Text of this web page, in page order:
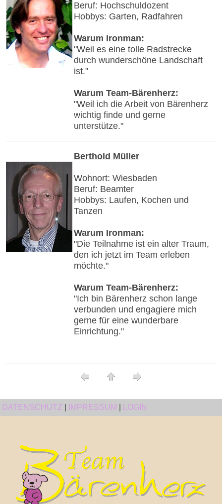
Beruf: Hochschuldozent
Hobbys: Garten, Radfahren
Warum Ironman:
"Weil es eine tolle Radstrecke
durch wunderschöne Landschaft
ist."
Warum Team-Bärenherz:
"Weil ich die Arbeit von Bärenherz
wichtig finde und gerne
unterstütze."
Berthold Müller
Wohnort: Wiesbaden
Beruf: Beamter
Hobbys: Laufen, Kochen und
Tanzen
Warum Ironman:
"Die Teilnahme ist ein alter Traum,
den ich jetzt im Team erleben
möchte."
Warum Team-Bärenherz:
"Ich bin Bärenherz schon lange
verbunden und engagiere mich
gerne für eine wunderbare
Einrichtung."
DATENSCHUTZ IMPRESSUM LOGIN